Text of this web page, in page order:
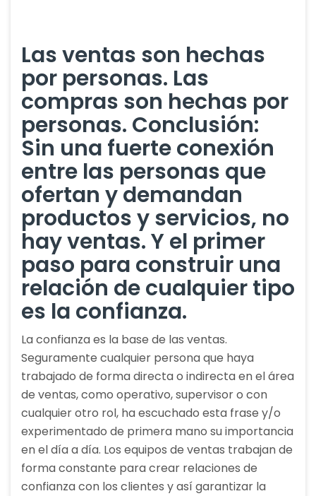
Las ventas son hechas
por personas. Las
compras son hechas por
personas. Conclusión:
Sin una fuerte conexión
entre las personas que
ofertan y demandan
productos y servicios, no
hay ventas. Y el primer
paso para construir una
relación de cualquier tipo
es la confianza.
La confianza es la base de las ventas.
Seguramente cualquier persona que haya
trabajado de forma directa o indirecta en el área
de ventas, como operativo, supervisor o con
cualquier otro rol, ha escuchado esta frase y/o
experimentado de primera mano su importancia
en el día a día. Los equipos de ventas trabajan de
forma constante para crear relaciones de
confianza con los clientes y así garantizar la